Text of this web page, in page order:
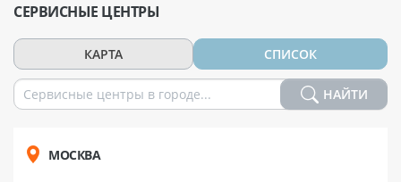
СЕРВИСНЫЕ ЦЕНТРЫ
КАРТА СПИСОК
НАЙТИ
МОСКВА